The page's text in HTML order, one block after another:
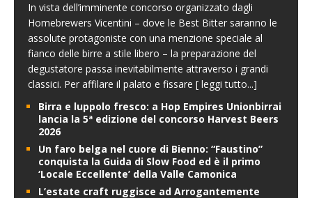
In vista dell’imminente concorso organizzato dagli
Homebrewers Vicentini – dove le Best Bitter saranno le
assolute protagoniste con una menzione speciale al
fianco delle birre a stile libero – la preparazione del
degustatore passa inevitabilmente attraverso i grandi
classici. Per affilare il palato e fissare [ leggi tutto...]
Birra e luppolo fresco: a Hop Empires Unionbirrai
lancia la 5ª edizione del concorso Harvest Beers
2026
Un faro belga nel cuore di Bienno: “Faustino”
conquista la Guida di Slow Food ed è il primo
‘Locale Eccellente’ della Valle Camonica
L’estate craft ruggisce ad Arrogantemente